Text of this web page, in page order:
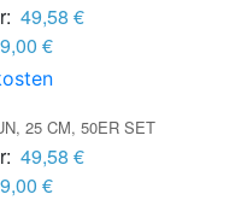
49,58 €
€
25 CM, 50ER SET
49,58 €
€